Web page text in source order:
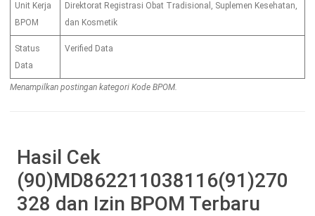
Unit Kerja
BPOM
Direktorat Registrasi Obat Tradisional, Suplemen Kesehatan,
dan Kosmetik
Status
Data
Verified Data
Menampilkan postingan kategori Kode BPOM.
Hasil Cek
(90)MD862211038116(91)270
328 dan Izin BPOM Terbaru